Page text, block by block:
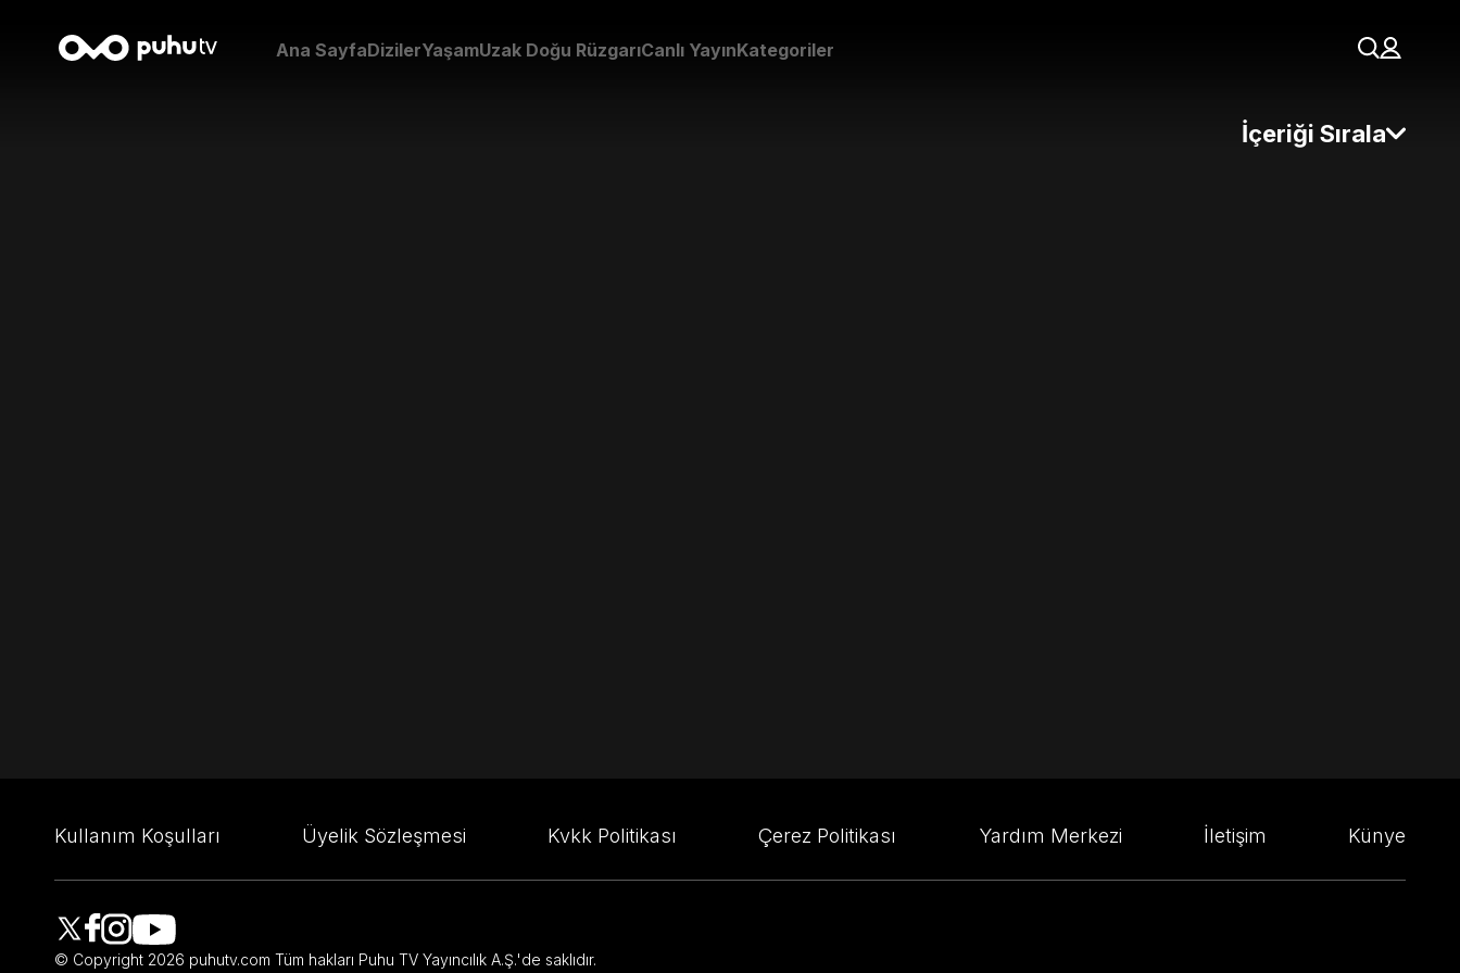
Ana SayfaDizilerYaşamUzak Doğu RüzgarıCanlı YayınKategoriler
İçeriği Sırala
Kullanım Koşulları Üyelik Sözleşmesi Kvkk Politikası Çerez Politikası Yardım Merkezi İletişim Künye
© Copyright 2026 puhutv.com Tüm hakları Puhu TV Yayıncılık A.Ş.'de saklıdır.